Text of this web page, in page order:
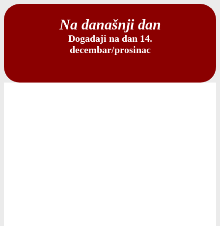
Na današnji dan
Događaji na dan 14.
decembar/prosinac